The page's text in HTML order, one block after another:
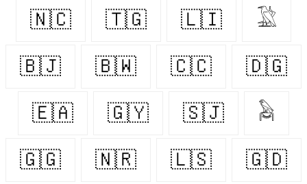
🇳🇨 🇹🇬 🇱🇮 𓅁
🇧🇯 🇧🇼 🇨🇨 🇩🇬
🇪🇦 🇬🇾 🇸🇯 𓅉
🇬🇬 🇳🇷 🇱🇸 🇬🇩